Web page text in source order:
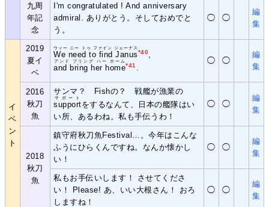
九周
年記
念
I'm congratulated ! And anniversary
admiral. ありがとう。そしておめでと
う。
◯ ◯
編
集
イ
ベ
ン
ト
2019
夏イ
ベ
We need to find Janus
ウィー ニー トゥ ファイン ジェーナス
*40
and bring her home
アンド ブリング ハー ホーム
*41
◯ ◯
編
集
2016
秋刀
魚
サンマ？ Fishの？ 戦艦が漁業の
support
サポート
をするなんて、日本の艦隊はい
い所、あるわね。私も手伝うわ！
◯ ◯
編
集
2018
秋刀
魚
鎮守府秋刀魚Festival…。今年はこんな
ふうにひらくんですね。なんか懐かし
い！
◯ ◯
編
集
私もお手伝いします！ させてくださ
い！ Please! あ、いい大根さん！ おろ
しますね！
◯ ◯
編
集